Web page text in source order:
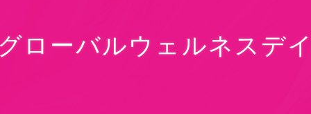
グローバルウェルネスデ